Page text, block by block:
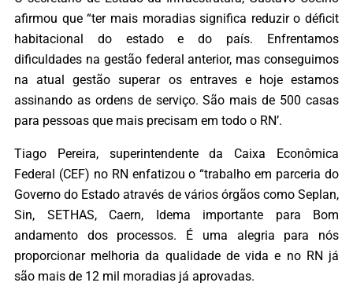
afirmou que “ter mais moradias significa reduzir o déficit
habitacional do estado e do país. Enfrentamos
dificuldades na gestão federal anterior, mas conseguimos
na atual gestão superar os entraves e hoje estamos
assinando as ordens de serviço. São mais de 500 casas
para pessoas que mais precisam em todo o RN’.
Tiago Pereira, superintendente da Caixa Econômica
Federal (CEF) no RN enfatizou o “trabalho em parceria do
Governo do Estado através de vários órgãos como Seplan,
Sin, SETHAS, Caern, Idema importante para Bom
andamento dos processos. É uma alegria para nós
proporcionar melhoria da qualidade de vida e no RN já
são mais de 12 mil moradias já aprovadas.